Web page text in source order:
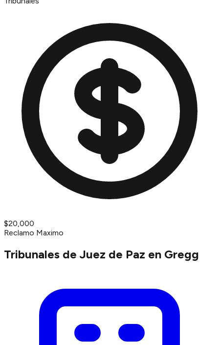
$20,000
Reclamo Maximo
Tribunales de Juez de Paz en Gregg